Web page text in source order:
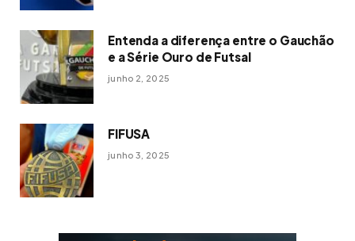
Entenda a diferença entre o Gauchão
e a Série Ouro de Futsal
junho 2, 2025
FIFUSA
junho 3, 2025